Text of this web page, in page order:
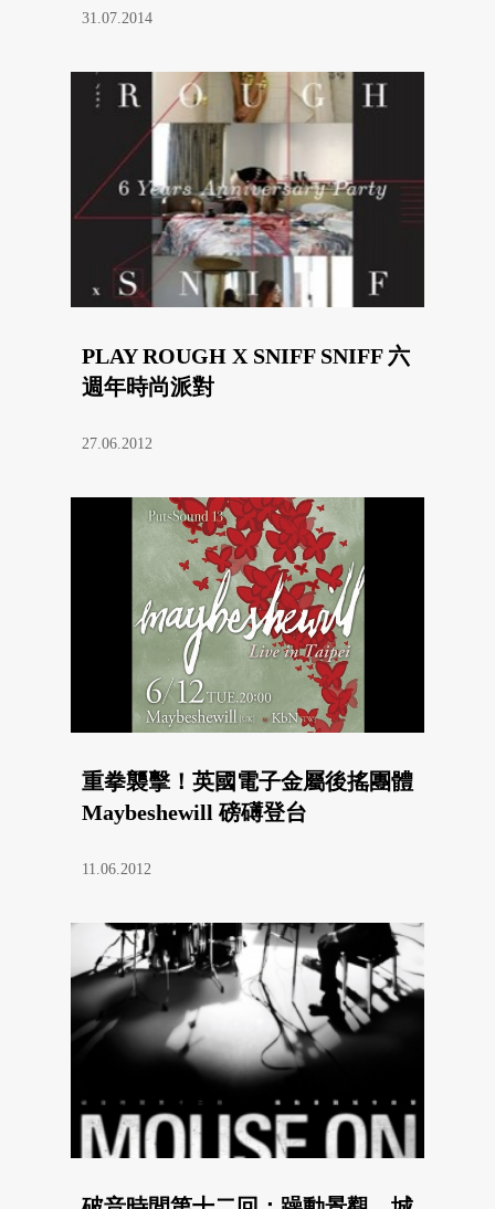
31.07.2014
PLAY ROUGH X SNIFF SNIFF 六
週年時尚派對
27.06.2012
重拳襲擊！英國電子金屬後搖團體
Maybeshewill 磅礡登台
11.06.2012